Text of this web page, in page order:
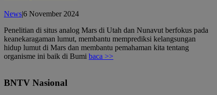
News|6 November 2024oleh
Penelitian di situs analog Mars di Utah dan Nunavut berfokus pada
keanekaragaman lumut, membantu memprediksi kelangsungan
hidup lumut di Mars dan membantu pemahaman kita tentang
organisme ini baik di Bumi baca >>
BNTV Nasional